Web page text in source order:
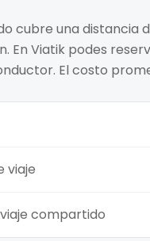
cubre una distancia
En Viatik podes
El costo
viaje
compartido